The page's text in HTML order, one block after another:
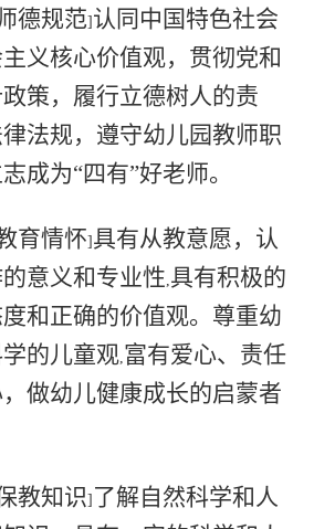
德规范]认同中国特色社会
义核心价值观，贯彻党和
策，履行立德树人的责
法规，遵守幼儿园教师职
成为“四有”好老师。
育情怀]具有从教意愿，认
意义和专业性 具有积极的
和正确的价值观。尊重幼
的儿童观 富有爱心、责任
做幼儿健康成长的启蒙者
教知识] 了解自然科学和人